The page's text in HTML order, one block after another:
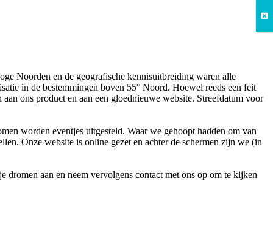
Noorden en de geografische kennisuitbreiding waren alle
in de bestemmingen boven 55° Noord. Hoewel reeds een feit
ons product en aan een gloednieuwe website. Streefdatum voor
worden eventjes uitgesteld. Waar we gehoopt hadden om van
Onze website is online gezet en achter de schermen zijn we (in
aan en neem vervolgens contact met ons op om te kijken